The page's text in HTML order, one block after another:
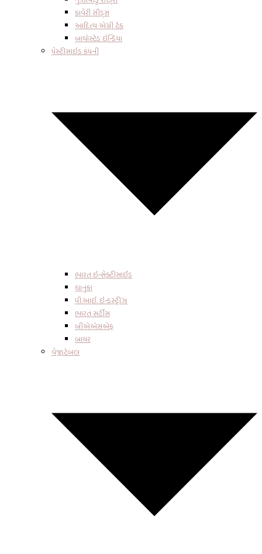
કાવેરી સીડ્સ
આદિત્ય એગ્રી ટેક
બાયોસ્ટેડ ઇન્ડિયા
પેસ્ટીસાઇડ કંપની
ભારત ઇન્સેક્ટીસાઈડ
ધાનુકા
પી.આઈ. ઇન્ડસ્ટ્રીઝ
ભારત સર્ટીસ
બીએએસએફ
બાયર
વેજીટેબલ